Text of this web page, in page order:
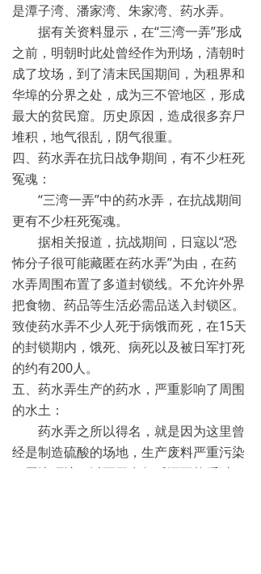
是潭子湾、潘家湾、朱家湾、药水弄。
据有关资料显示，在“三湾一弄”形成
之前，明朝时此处曾经作为刑场，清朝时
成了坟场，到了清末民国期间，为租界和
华埠的分界之处，成为三不管地区，形成
最大的贫民窟。历史原因，造成很多弃尸
堆积，地气很乱，阴气很重。
四、药水弄在抗日战争期间，有不少枉死
冤魂：
“三湾一弄”中的药水弄，在抗战期间
更有不少枉死冤魂。
据相关报道，抗战期间，日寇以“恐
怖分子很可能藏匿在药水弄”为由，在药
水弄周围布置了多道封锁线。不允许外界
把食物、药品等生活必需品送入封锁区。
致使药水弄不少人死于病饿而死，在15天
的封锁期内，饿死、病死以及被日军打死
的约有200人。
五、药水弄生产的药水，严重影响了周围
的水土：
药水弄之所以得名，就是因为这里曾
经是制造硫酸的场地，生产废料严重污染
了周边环境，以至于多年后还不能缓过